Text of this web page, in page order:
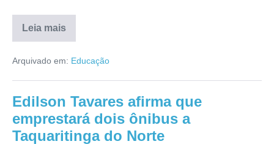
Leia mais
Arquivado em: Educação
Edilson Tavares afirma que
emprestará dois ônibus a
Taquaritinga do Norte